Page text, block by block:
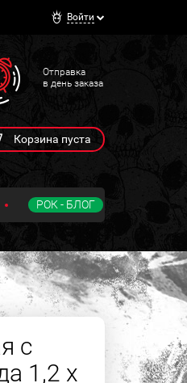
Войти
Отправка
в день заказа
Корзина пуста
РОК - БЛОГ
с
1,2 х